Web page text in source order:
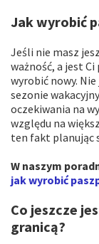
Jak wyrobić
Jeśli nie masz
ważność, a jest
wyrobić nowy.
sezonie
oczekiwania na
względu na
ten fakt planując
W naszym
jak wyrobić
Co jeszcze
granicą?